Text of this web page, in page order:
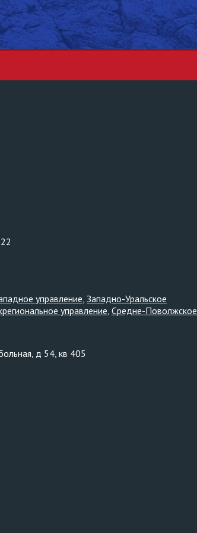
управление Западно-Уральское
управление Средне-Поволжское
д 54, кв 405